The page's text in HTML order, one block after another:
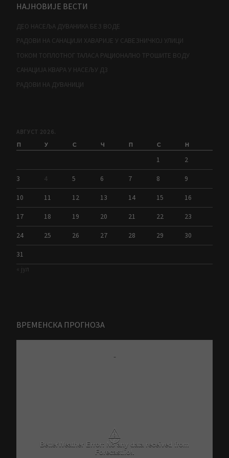
НАЈНОВИЈЕ ВЕСТИ
ДЕО НАСЕЉА ДУВАНИКА БЕЗ ВОДЕ
РАДОВИ НА САНАЦИЈИ ХАВАРИЈЕ У САВЕЗНИЧКОЈ УЛИЦИ
ТОКОМ ТОПЛОТНОГ ТАЛАСА РАЦИОНАЛНО ТРОШИТЕ ВОДУ
САНАЦИЈА КВАРА У НАСЕЉУ Д3
РАДОВИ НА ДУВАНИЦИ
АВГУСТ 2026.
П У С Ч П С Н
1 2
3 4 5 6 7 8 9
10 11 12 13 14 15 16
17 18 19 20 21 22 23
24 25 26 27 28 29 30
31
« јул
ВРЕМЕНСКА ПРОГНОЗА
-
⚠
Critical problem in Better Weather Ajax calls